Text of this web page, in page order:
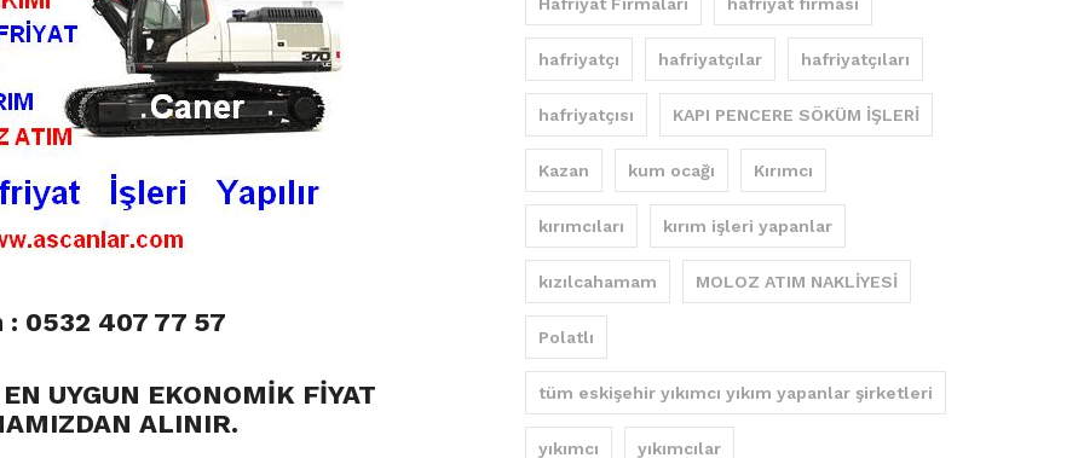
: 0532 407 77 57
UYGUN EKONOMİK FİYAT
ALINIR.
hafriyatçı hafriyatçılar hafriyatçıları
hafriyatçısı KAPI PENCERE SÖKÜM İŞLERİ
Kazan kum ocağı Kırımcı
kırımcıları kırım işleri yapanlar
kızılcahamam MOLOZ ATIM NAKLİYESİ
Polatlı
tüm eskişehir yıkımcı yıkım yapanlar şirketleri
yıkımcı yıkımcılar